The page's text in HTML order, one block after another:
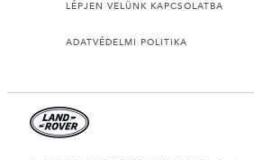
LÉPJEN VELÜNK KAPCSOLATBA
ADATVÉDELMI POLITIKA